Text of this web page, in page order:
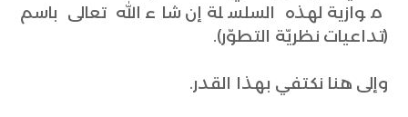
موازية لهذه السلسلة إن شاء الله تعالى باسم
(تداعيات نظريّة التطوّر).
وإلى هنا نكتفي بهذا القدر.